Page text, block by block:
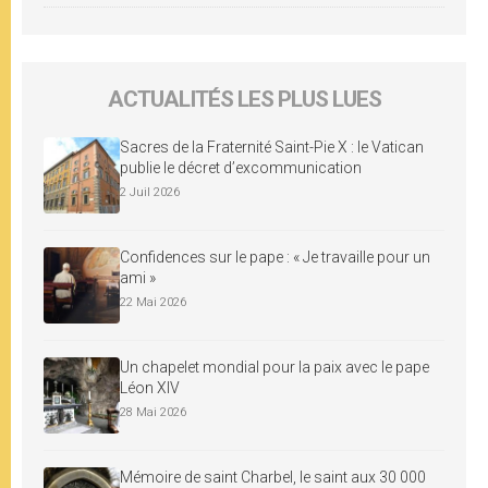
ACTUALITÉS LES PLUS LUES
Sacres de la Fraternité Saint-Pie X : le Vatican
publie le décret d’excommunication
2 Juil 2026
Confidences sur le pape : « Je travaille pour un
ami »
22 Mai 2026
Un chapelet mondial pour la paix avec le pape
Léon XIV
28 Mai 2026
Mémoire de saint Charbel, le saint aux 30 000